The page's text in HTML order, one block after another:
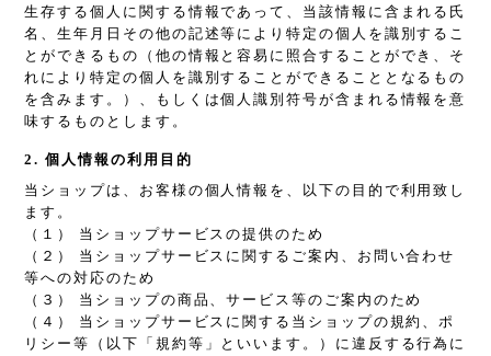
生存する個人に関する情報であって、当該情報に含まれる氏
名、生年月日その他の記述等により特定の個人を識別するこ
とができるもの（他の情報と容易に照合することができ、そ
れにより特定の個人を識別することができることとなるもの
を含みます。）、もしくは個人識別符号が含まれる情報を意
味するものとします。
2. 個人情報の利用目的
当ショップは、お客様の個人情報を、以下の目的で利用致し
ます。
（１） 当ショップサービスの提供のため
（２） 当ショップサービスに関するご案内、お問い合わせ
等への対応のため
（３） 当ショップの商品、サービス等のご案内のため
（４） 当ショップサービスに関する当ショップの規約、ポ
リシー等（以下「規約等」といいます。）に違反する行為に